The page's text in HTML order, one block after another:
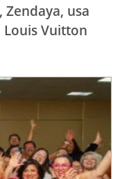
usa
Vuitton